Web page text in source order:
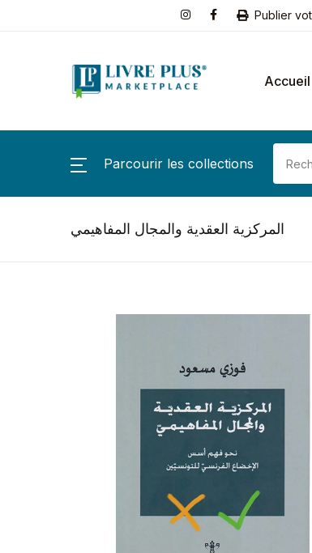
Publier
Accueil
Parcourir les collections
المركزية العقدية والمجال المفاهيمي